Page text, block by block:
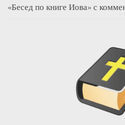
«Бесед по книге Иова» с